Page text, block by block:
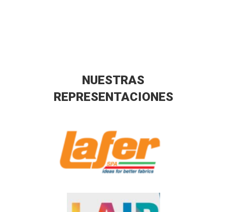
NUESTRAS
REPRESENTACIONES